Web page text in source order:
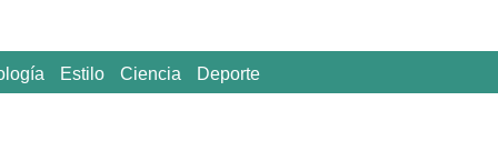
Estilo Ciencia Deporte